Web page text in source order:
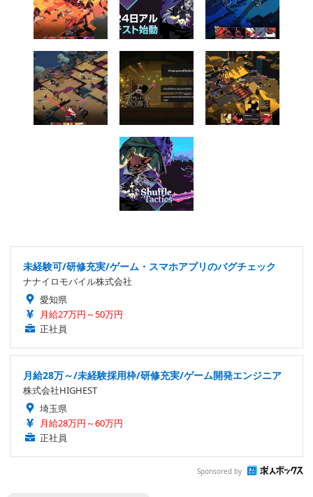
未経験可/研修充実/ゲーム・スマホアプリのバグチェック
ナナイロモバイル株式会社
愛知県
月給27万円～50万円
正社員
月給28万～/未経験採用枠/研修充実/ゲーム開発エンジニア
株式会社HIGHEST
埼玉県
月給28万円～60万円
正社員
Sponsored by